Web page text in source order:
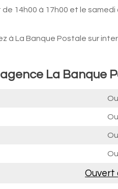
14h00 à 17h00 et le
à La Banque Postale sur
La Banque
Ouvert